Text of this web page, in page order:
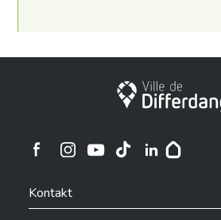
Stadt Differdingen
Ville de Differdange sur
Kontakt